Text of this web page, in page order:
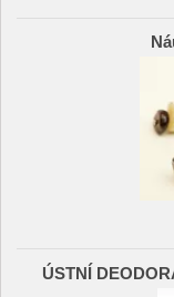
ÚSTNÍ